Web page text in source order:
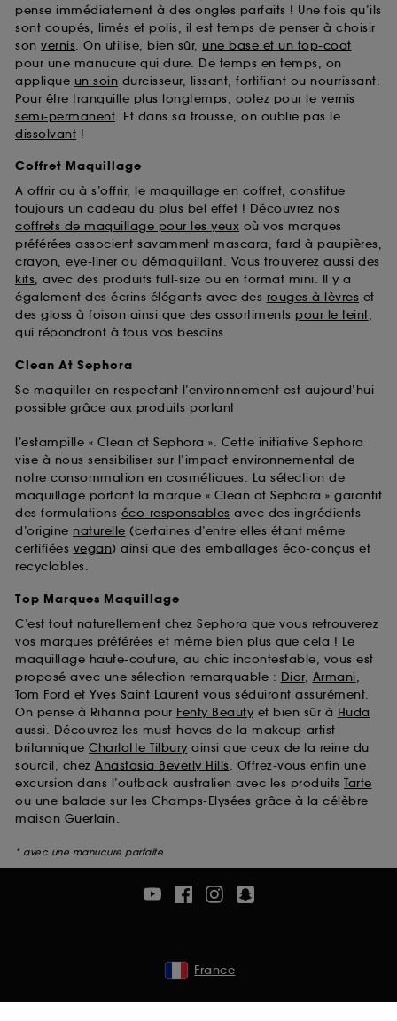
pense immédiatement à des ongles parfaits ! Une fois qu’ils
sont coupés, limés et polis, il est temps de penser à choisir
son vernis. On utilise, bien sûr, une base et un top-coat
pour une manucure qui dure. De temps en temps, on
applique un soin durcisseur, lissant, fortifiant ou nourrissant.
Pour être tranquille plus longtemps, optez pour le vernis
semi-permanent. Et dans sa trousse, on oublie pas le
dissolvant !
Coffret Maquillage
A offrir ou à s’offrir, le maquillage en coffret, constitue
toujours un cadeau du plus bel effet ! Découvrez nos
coffrets de maquillage pour les yeux où vos marques
préférées associent savamment mascara, fard à paupières,
crayon, eye-liner ou démaquillant. Vous trouverez aussi des
kits, avec des produits full-size ou en format mini. Il y a
également des écrins élégants avec des rouges à lèvres et
des gloss à foison ainsi que des assortiments pour le teint,
qui répondront à tous vos besoins.
Clean At Sephora
Se maquiller en respectant l’environnement est aujourd’hui
possible grâce aux produits portant
l’estampille « Clean at Sephora ». Cette initiative Sephora
vise à nous sensibiliser sur l’impact environnemental de
notre consommation en cosmétiques. La sélection de
maquillage portant la marque « Clean at Sephora » garantit
des formulations éco-responsables avec des ingrédients
d’origine naturelle (certaines d’entre elles étant même
certifiées vegan) ainsi que des emballages éco-conçus et
recyclables.
Top Marques Maquillage
C’est tout naturellement chez Sephora que vous retrouverez
vos marques préférées et même bien plus que cela ! Le
maquillage haute-couture, au chic incontestable, vous est
proposé avec une sélection remarquable : Dior, Armani,
Tom Ford et Yves Saint Laurent vous séduiront assurément.
On pense à Rihanna pour Fenty Beauty et bien sûr à Huda
aussi. Découvrez les must-haves de la makeup-artist
britannique Charlotte Tilbury ainsi que ceux de la reine du
sourcil, chez Anastasia Beverly Hills. Offrez-vous enfin une
excursion dans l’outback australien avec les produits Tarte
ou une balade sur les Champs-Elysées grâce à la célèbre
maison Guerlain.
* avec une manucure parfaite
France